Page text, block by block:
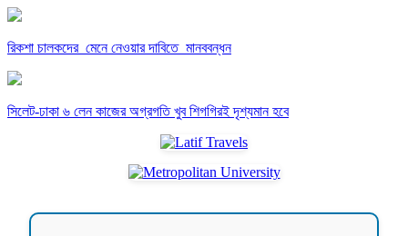
রিকশা চালকদের মেনে নেওয়ার দাবিতে মানববন্ধন
সিলেট-ঢাকা ৬ লেন কাজের অগ্রগতি খুব শিগগিরই দৃশ্যমান হবে